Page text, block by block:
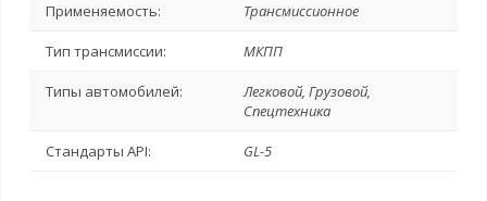
Применяемость: Трансмиссионное
Тип трансмиссии: МКПП
Типы автомобилей:
Легковой, Грузовой,
Спецтехника
Стандарты API: GL-5